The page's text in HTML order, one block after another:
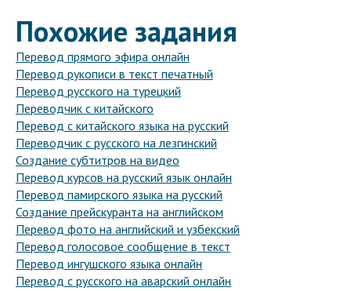
Похожие задания
Перевод прямого эфира онлайн
Перевод рукописи в текст печатный
Перевод русского на турецкий
Переводчик с китайского
Перевод с китайского языка на русский
Переводчик с русского на лезгинский
Создание субтитров на видео
Перевод курсов на русский язык онлайн
Перевод памирского языка на русский
Создание прейскуранта на английском
Перевод фото на английский и узбекский
Перевод голосовое сообщение в текст
Перевод ингушского языка онлайн
Перевод с русского на аварский онлайн